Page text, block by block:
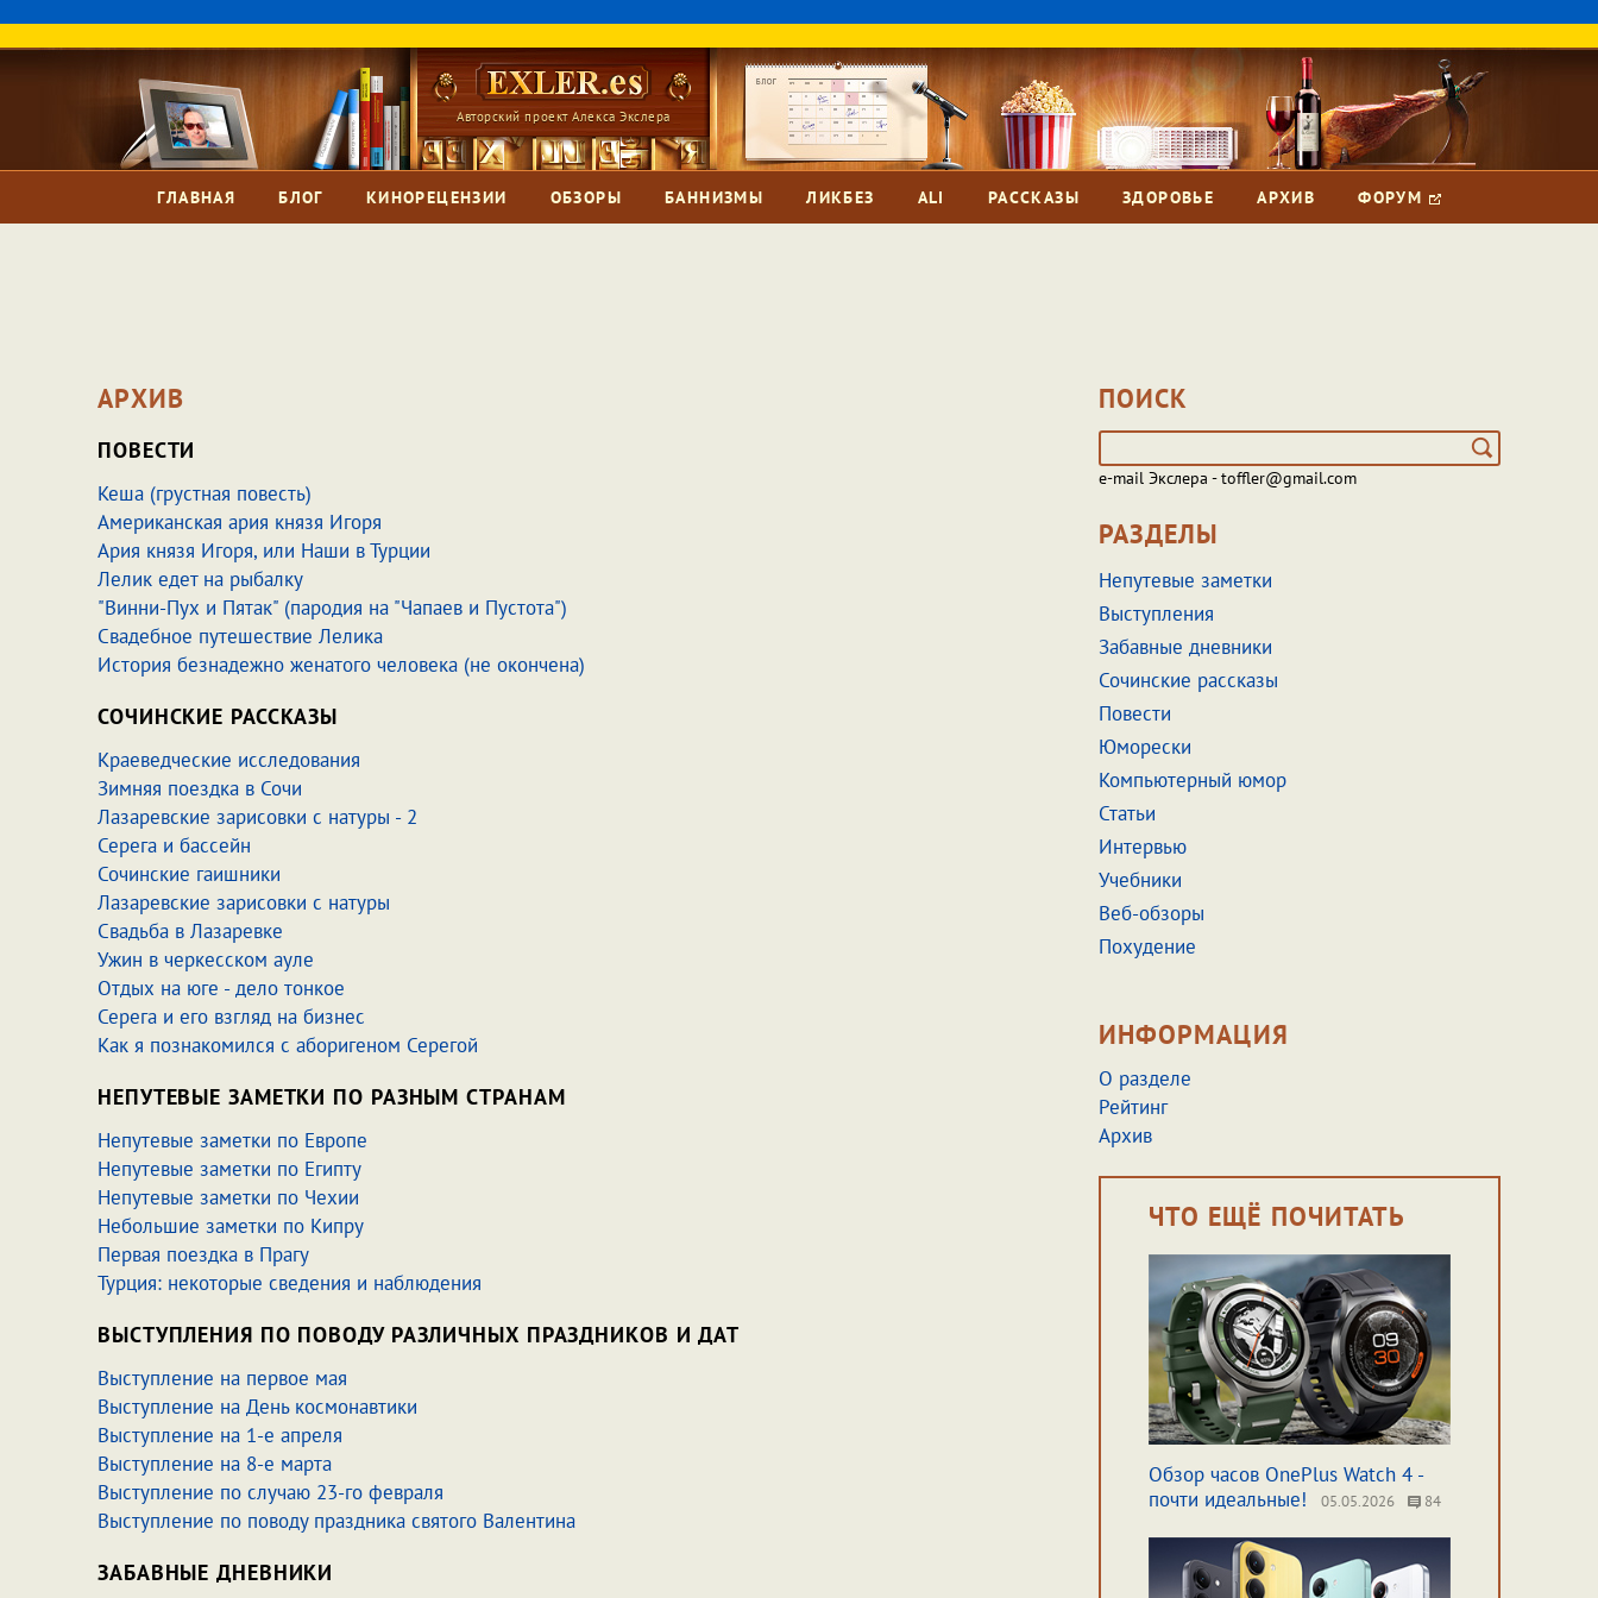
Авторский проект Алекса Экслера
ГЛАВНАЯ БЛОГ КИНОРЕЦЕНЗИИ ОБЗОРЫ БАННИЗМЫ ЛИКБЕЗ ALI РАССКАЗЫ ЗДОРОВЬЕ АРХИВ ФОРУМ
АРХИВ
ПОВЕСТИ
Кеша (грустная повесть)
Американская ария князя Игоря
Ария князя Игоря, или Наши в Турции
Лелик едет на рыбалку
"Винни-Пух и Пятак" (пародия на "Чапаев и Пустота")
Свадебное путешествие Лелика
История безнадежно женатого человека (не окончена)
СОЧИНСКИЕ РАССКАЗЫ
Краеведческие исследования
Зимняя поездка в Сочи
Лазаревские зарисовки с натуры - 2
Серега и бассейн
Сочинские гаишники
Лазаревские зарисовки с натуры
Свадьба в Лазаревке
Ужин в черкесском ауле
Отдых на юге - дело тонкое
Серега и его взгляд на бизнес
Как я познакомился с аборигеном Серегой
НЕПУТЕВЫЕ ЗАМЕТКИ ПО РАЗНЫМ СТРАНАМ
Непутевые заметки по Европе
Непутевые заметки по Египту
Непутевые заметки по Чехии
Небольшие заметки по Кипру
Первая поездка в Прагу
Турция: некоторые сведения и наблюдения
ВЫСТУПЛЕНИЯ ПО ПОВОДУ РАЗЛИЧНЫХ ПРАЗДНИКОВ И ДАТ
Выступление на первое мая
Выступление на День космонавтики
Выступление на 1-е апреля
Выступление на 8-е марта
Выступление по случаю 23-го февраля
Выступление по поводу праздника святого Валентина
ЗАБАВНЫЕ ДНЕВНИКИ
ПОИСК
e-mail Экслера - toffler@gmail.com
РАЗДЕЛЫ
Непутевые заметки
Выступления
Забавные дневники
Сочинские рассказы
Повести
Юморески
Компьютерный юмор
Статьи
Интервью
Учебники
Веб-обзоры
Похудение
ИНФОРМАЦИЯ
О разделе
Рейтинг
Архив
ЧТО ЕЩЁ ПОЧИТАТЬ
Обзор часов OnePlus Watch 4 -
почти идеальные!
05.05.2026 84